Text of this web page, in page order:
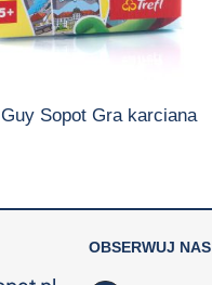
Sopot Gra karciana
OBSERWUJ NAS